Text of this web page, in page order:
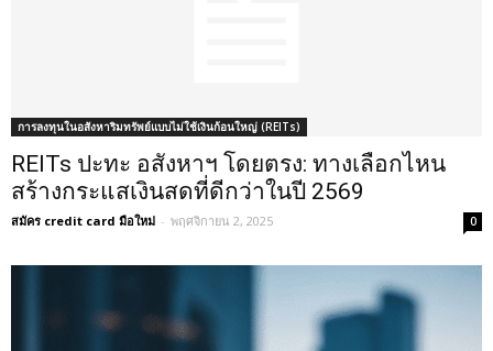
การลงทุนในอสังหาริมทรัพย์แบบไม่ใช้เงินก้อนใหญ่ (REITs)
REITs ปะทะ อสังหาฯ โดยตรง: ทางเลือกไหน
สร้างกระแสเงินสดที่ดีกว่าในปี 2569
สมัคร credit card มือใหม่ - พฤศจิกายน 2, 2025 0